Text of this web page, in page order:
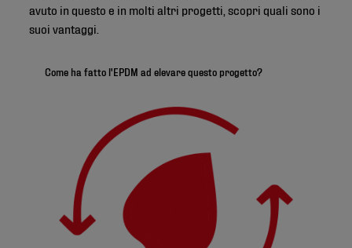
avuto in questo e in molti altri progetti, scopri quali sono i
suoi vantaggi.
Come ha fatto l'EPDM ad elevare questo progetto?